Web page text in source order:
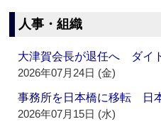
人事・組織
大津賀会長が退任へ ダイ
2026年07月24日 (金)
事務所を日本橋に移転 日
2026年07月15日 (水)